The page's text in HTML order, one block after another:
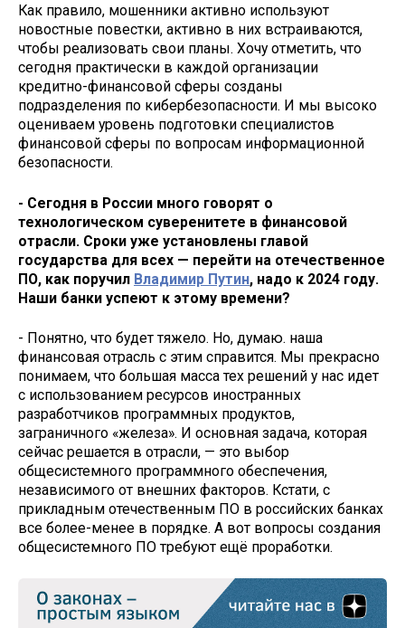
Как правило, мошенники активно используют
новостные повестки, активно в них встраиваются,
чтобы реализовать свои планы. Хочу отметить, что
сегодня практически в каждой организации
кредитно-финансовой сферы созданы
подразделения по кибербезопасности. И мы высоко
оцениваем уровень подготовки специалистов
финансовой сферы по вопросам информационной
безопасности.
- Сегодня в России много говорят о
технологическом суверенитете в финансовой
отрасли. Сроки уже установлены главой
государства для всех — перейти на отечественное
ПО, как поручил Владимир Путин, надо к 2024 году.
Наши банки успеют к этому времени?
- Понятно, что будет тяжело. Но, думаю. наша
финансовая отрасль с этим справится. Мы прекрасно
понимаем, что большая масса тех решений у нас идет
с использованием ресурсов иностранных
разработчиков программных продуктов,
заграничного «железа». И основная задача, которая
сейчас решается в отрасли, — это выбор
общесистемного программного обеспечения,
независимого от внешних факторов. Кстати, с
прикладным отечественным ПО в российских банках
все более-менее в порядке. А вот вопросы создания
общесистемного ПО требуют ещё проработки.